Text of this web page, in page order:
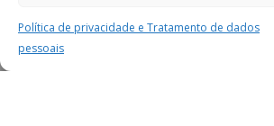
Política de privacidade e Tratamento de dados
pessoais